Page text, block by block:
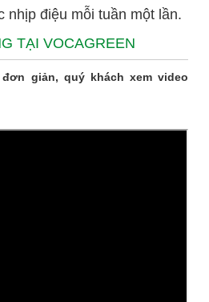
nhịp điệu mỗi tuần một lần.
TẠI VOCAGREEN
giản, quý khách xem video